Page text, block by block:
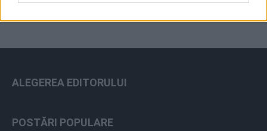
ALEGEREA EDITORULUI
POSTĂRI POPULARE